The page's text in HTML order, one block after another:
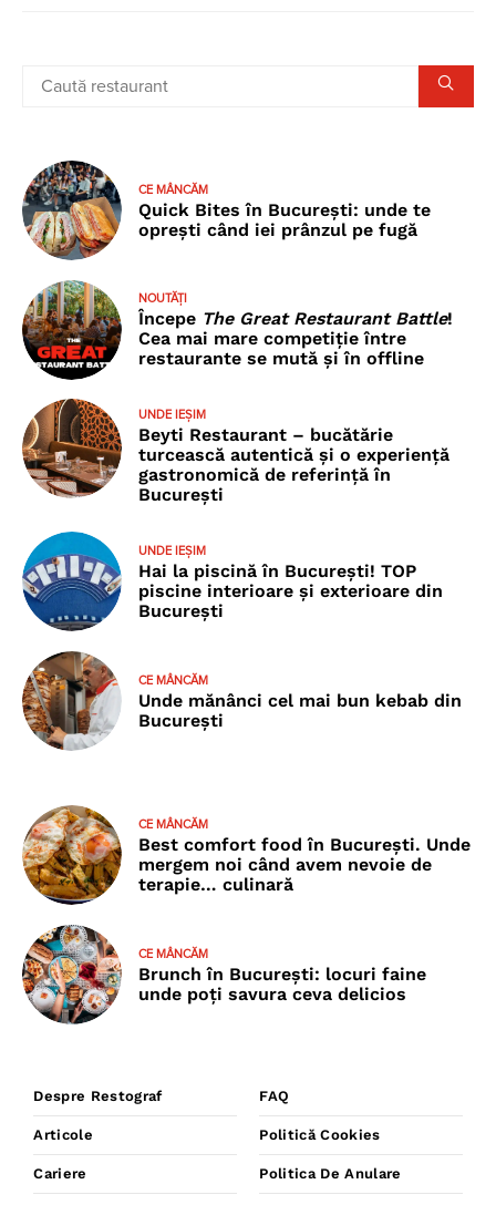
CE MÂNCĂM
Quick Bites în București: unde te
oprești când iei prânzul pe fugă
NOUTĂȚI
Începe The Great Restaurant Battle!
Cea mai mare competiție între
restaurante se mută și în offline
UNDE IEȘIM
Beyti Restaurant – bucătărie
turcească autentică și o experiență
gastronomică de referință în
București
UNDE IEȘIM
Hai la piscină în București! TOP
piscine interioare și exterioare din
București
CE MÂNCĂM
Unde mănânci cel mai bun kebab din
București
CE MÂNCĂM
Best comfort food în București. Unde
mergem noi când avem nevoie de
terapie… culinară
CE MÂNCĂM
Brunch în București: locuri faine
unde poţi savura ceva delicios
Despre Restograf
Articole
Cariere
FAQ
Politică Cookies
Politica De Anulare